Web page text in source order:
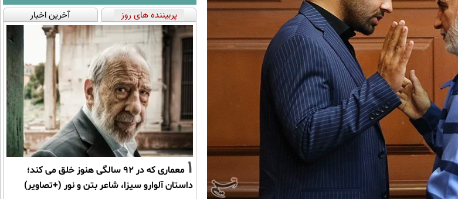
پربیننده های روز آخرین اخبار
1
معماری که در 92 سالگی هنوز خلق می کند؛
داستان آلوارو سیزا، شاعر بتن و نور (+تصاویر)